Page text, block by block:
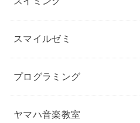
スマイルゼミ
プログラミング
ヤマハ音楽教室